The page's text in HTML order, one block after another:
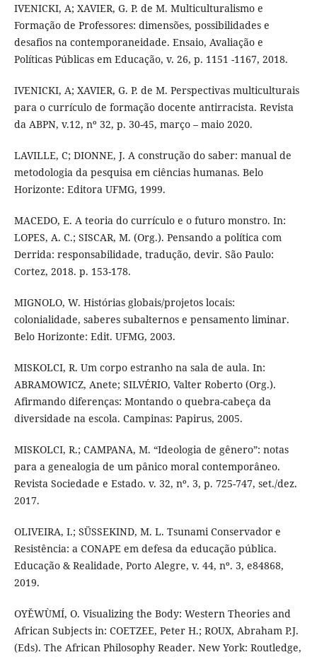
IVENICKI, A; XAVIER, G. P. de M. Multiculturalismo e
Formação de Professores: dimensões, possibilidades e
desafios na contemporaneidade. Ensaio, Avaliação e
Políticas Públicas em Educação, v. 26, p. 1151 -1167, 2018.
IVENICKI, A; XAVIER, G. P. de M. Perspectivas multiculturais
para o currículo de formação docente antirracista. Revista
da ABPN, v.12, nº 32, p. 30-45, março – maio 2020.
LAVILLE, C; DIONNE, J. A construção do saber: manual de
metodologia da pesquisa em ciências humanas. Belo
Horizonte: Editora UFMG, 1999.
MACEDO, E. A teoria do currículo e o futuro monstro. In:
LOPES, A. C.; SISCAR, M. (Org.). Pensando a política com
Derrida: responsabilidade, tradução, devir. São Paulo:
Cortez, 2018. p. 153-178.
MIGNOLO, W. Histórias globais/projetos locais:
colonialidade, saberes subalternos e pensamento liminar.
Belo Horizonte: Edit. UFMG, 2003.
MISKOLCI, R. Um corpo estranho na sala de aula. In:
ABRAMOWICZ, Anete; SILVÉRIO, Valter Roberto (Org.).
Afirmando diferenças: Montando o quebra-cabeça da
diversidade na escola. Campinas: Papirus, 2005.
MISKOLCI, R.; CAMPANA, M. “Ideologia de gênero”: notas
para a genealogia de um pânico moral contemporâneo.
Revista Sociedade e Estado. v. 32, nº. 3, p. 725-747, set./dez.
2017.
OLIVEIRA, I.; SÜSSEKIND, M. L. Tsunami Conservador e
Resistência: a CONAPE em defesa da educação pública.
Educação & Realidade, Porto Alegre, v. 44, nº. 3, e84868,
2019.
OYĚWÙMÍ, O. Visualizing the Body: Western Theories and
African Subjects in: COETZEE, Peter H.; ROUX, Abraham P.J.
(Eds). The African Philosophy Reader. New York: Routledge,